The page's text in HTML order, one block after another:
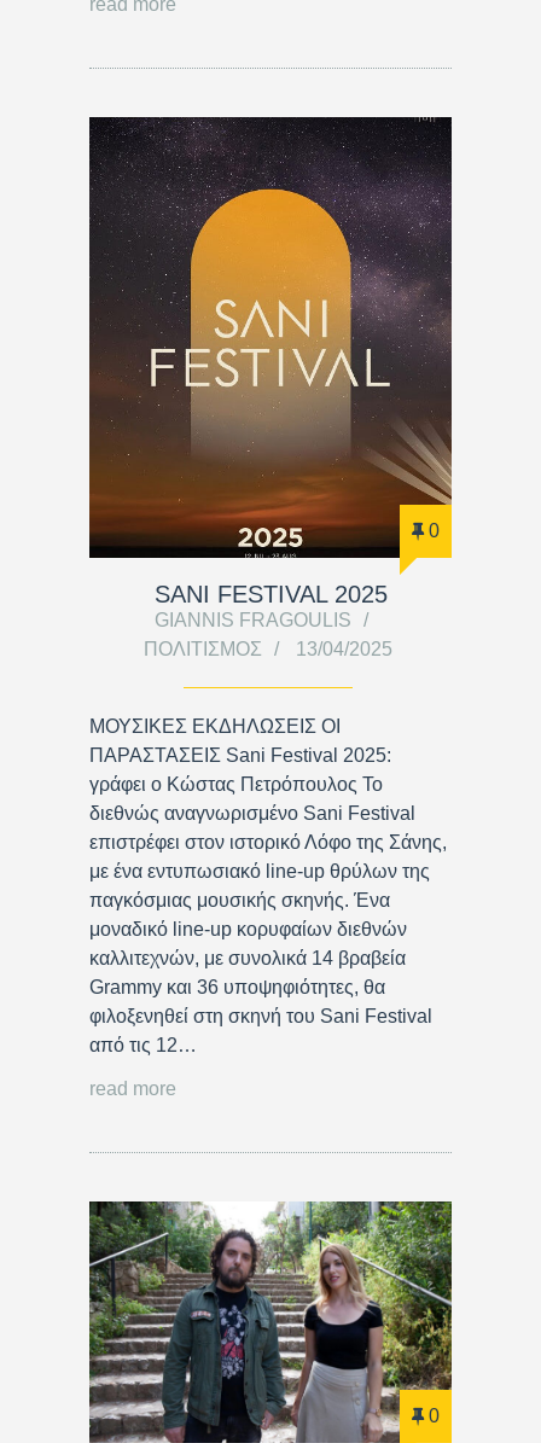
read more
0
SANI FESTIVAL 2025
GIANNIS FRAGOULIS
ΠΟΛΙΤΙΣΜΌΣ
13/04/2025
ΜΟΥΣΙΚΕΣ ΕΚΔΗΛΩΣΕΙΣ ΟΙ
ΠΑΡΑΣΤΑΣΕΙΣ Sani Festival 2025:
γράφει ο Κώστας Πετρόπουλος Το
διεθνώς αναγνωρισμένο Sani Festival
επιστρέφει στον ιστορικό Λόφο της Σάνης,
με ένα εντυπωσιακό line-up θρύλων της
παγκόσμιας μουσικής σκηνής. Ένα
μοναδικό line-up κορυφαίων διεθνών
καλλιτεχνών, με συνολικά 14 βραβεία
Grammy και 36 υποψηφιότητες, θα
φιλοξενηθεί στη σκηνή του Sani Festival
από τις 12…
read more
0